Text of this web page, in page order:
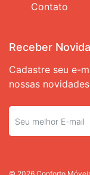
Contato
Receber
Cadastre seu e-
nossas